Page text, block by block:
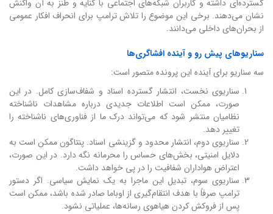
گسترده‌ای داشته و کاربران شبکه‌های اجتماعی با کنایه و طنز به آن واکنش
نشان می‌دهند. برخی این موضوع را تلاش ترامپ برای انحراف افکار عمومی
از بحران‌های داخلی می‌دانند.
سناریوهای پیش رو و آینده افشاگری‌ها
سه سناریو برای آینده این پرونده متصور است:
سناریوی نخست، انتشار گسترده اسناد و شفاف‌سازی کامل. در این
صورت، ممکن است اطلاعات جدیدی درباره مشاهدات ناشناخته
نظامیان منتشر شود که می‌تواند درک ما از فناوری‌های ناشناخته را
تغییر دهد.
سناریوی دوم، انتشار محدود و گزینشی اسناد. پنتاگون ممکن است به
دلایل امنیتی، بخش‌های حساس را محرمانه نگه دارد. در این صورت،
اعتراض هواداران شفافیت را در پی خواهد داشت.
سناریوی سوم، تبدیل این ماجرا به یک نمایش سیاسی. اگر دستور
ترامپ صرفاً با هدف انتقام‌گیری از اوباما صادر شده باشد، ممکن است
پس از فروکش کردن هیاهوی رسانه‌ها، عملیاتی نشود.